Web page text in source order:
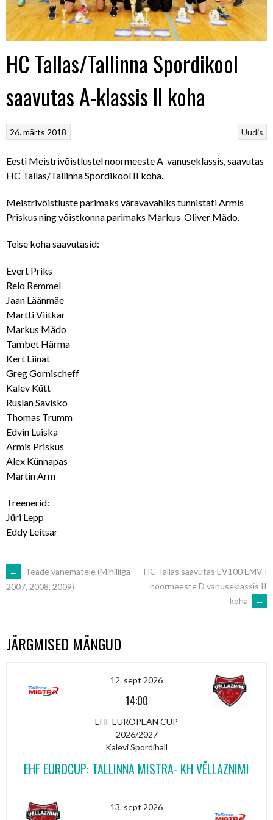
HC Tallas/Tallinna Spordikool
saavutas A-klassis II koha
Uudis
26. märts 2018
Eesti Meistrivõistlustel noormeeste A-vanuseklassis, saavutas
HC Tallas/Tallinna Spordikool II koha.
Meistrivõistluste parimaks väravavahiks tunnistati Armis
Priskus ning võistkonna parimaks Markus-Oliver Mädo.
Teise koha saavutasid:
Evert Priks
Reio Remmel
Jaan Läänmäe
Martti Viitkar
Markus Mädo
Tambet Härma
Kert Liinat
Greg Gornischeff
Kalev Kütt
Ruslan Savisko
Thomas Trumm
Edvin Luiska
Armis Priskus
Alex Künnapas
Martin Arm
Treenerid:
Jüri Lepp
Eddy Leitsar
POST
←
Teade vanematele (Miniliiga
2007, 2008, 2009)
HC Tallas saavutas EV100 EMV-l
noormeeste D vanuseklassis II
koha
→
JÄRGMISED MÄNGUD
12. sept 2026
14:00
EHF EUROPEAN CUP
2026/2027
Kalevi Spordihall
EHF EUROCUP: TALLINNA MISTRA- KH VËLLAZNIMI
13. sept 2026